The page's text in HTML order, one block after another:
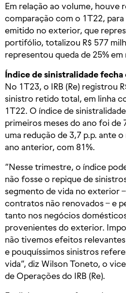
Em relação ao volume, houve
comparação com o 1T22, para
emitido no exterior, que
portifólio, totalizou R$ 577
representou queda de 25%
Índice de sinistralidade fecha
No 1T23, o IRB (Re) registrou
sinistro retido total, em linha
1T22. O índice de
primeiros meses do ano foi de
uma redução de 3,7 p.p. ante
ano anterior, com 81%.
“Nesse trimestre, o índice
não fosse o repique de
segmento de vida no exterior
contratos não renovados – e
tanto nos negócios
provenientes do exterior.
não tivemos efeitos
e pouquíssimos sinistros
vida”, diz Wilson Toneto, o
de Operações do IRB (Re).